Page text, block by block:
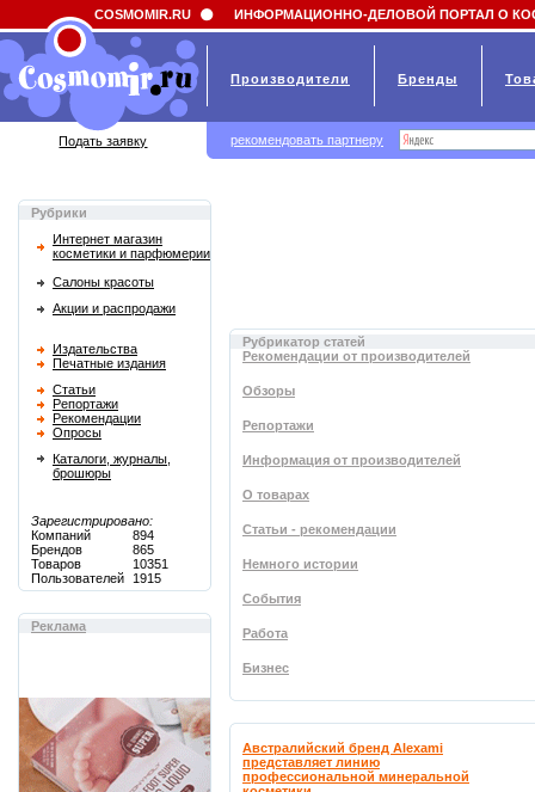
Field 'news_title' doesn't have a default value
Рубрики
Интернет магазин
косметики и парфюмерии
Салоны красоты
Акции и распродажи
Издательства
Печатные издания
Статьи
Репортажи
Рекомендации
Опросы
Каталоги, журналы,
брошюры
Зарегистрировано:
Компаний
894
Брендов
865
Товаров
10351
Пользователей
1915
Реклама
Рубрикатор статей
Рекомендации от производителей
Обзоры
Репортажи
Информация от производителей
О товарах
Статьи - рекомендации
Немного истории
События
Работа
Бизнес
Австралийский бренд Alexami
представляет линию
профессиональной минеральной
COSMOMIR.RU ИНФОРМАЦИОННО-ДЕЛОВОЙ ПОРТАЛ О
Производители Бренды
Подать заявку рекомендовать партнеру